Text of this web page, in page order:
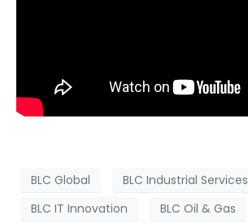
BLC Global
BLC Industrial Services
BLC IT Innovation
BLC Oil & Gas